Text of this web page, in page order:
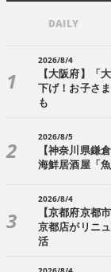
DAILY
2026/8/4
【大阪府】「
下げ！お子さ
も
2026/8/5
【神奈川県鎌
海鮮居酒屋「
2026/8/4
【京都府京都
京都店がリニ
活